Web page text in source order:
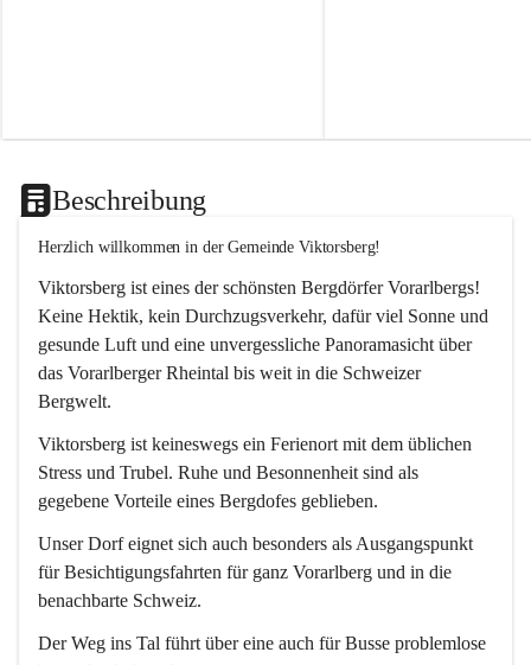
Beschreibung
Herzlich willkommen in der Gemeinde Viktorsberg!
Viktorsberg ist eines der schönsten Bergdörfer Vorarlbergs!
Keine Hektik, kein Durchzugsverkehr, dafür viel Sonne und
gesunde Luft und eine unvergessliche Panoramasicht über
das Vorarlberger Rheintal bis weit in die Schweizer
Bergwelt.
Viktorsberg ist keineswegs ein Ferienort mit dem üblichen
Stress und Trubel. Ruhe und Besonnenheit sind als
gegebene Vorteile eines Bergdofes geblieben.
Unser Dorf eignet sich auch besonders als Ausgangspunkt
für Besichtigungsfahrten für ganz Vorarlberg und in die
benachbarte Schweiz.
Der Weg ins Tal führt über eine auch für Busse problemlose